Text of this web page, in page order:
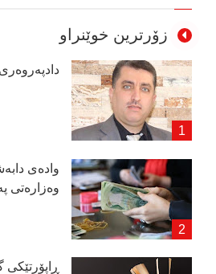
زۆرترین خوێنراو
وادەی
وەزارەتی